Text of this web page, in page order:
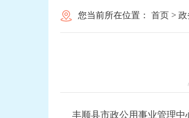
您当前所在位置： 首页 > 政
丰顺县市政公用事业管理中